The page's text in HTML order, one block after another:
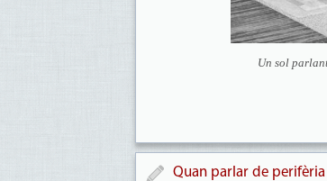
Un sol
Quan parlar de